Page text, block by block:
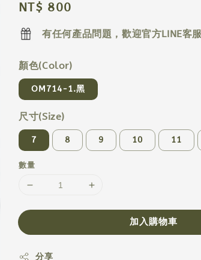
Regular
price
NT$ 800
有任何產品問題，歡迎官方LINE客
顏色(Color)
OM714-1.黑
尺寸(Size)
7 8 9 10 11
數量
加入購物車
分享